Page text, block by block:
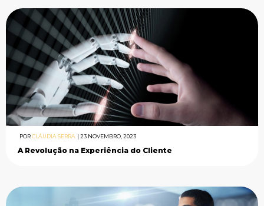
PORCLÁUDIA SERRA 23 NOVEMBRO, 2023
A Revolução na Experiência do Cliente